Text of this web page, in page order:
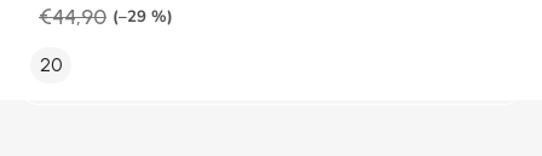
€44,90 (–29 %)
20